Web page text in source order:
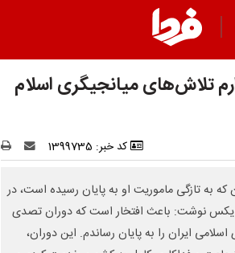
تلاش‌های میانجیگری اسلام
کد خبر: 1399735
که به تازگی ماموریت او به پایان رسیده است، در
نوشت: باعث افتخار است که دوران تصدی
ایران را به پایان رساندم. این دوران،